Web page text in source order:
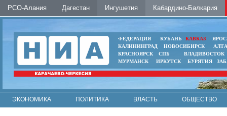
РСО-Алания Дагестан Ингушетия Кабардино-Балкария
ФЕДЕРАЦИЯ КУБАНЬ КАВКАЗ
КАЛИНИНГРАД
НОВОСИБИРСК
КРАСНОЯРСК
СПБ
ВЛАДИВОСТОК
МУРМАНСК
ИРКУТСК БУРЯТИЯ
ЭКОНОМИКА ПОЛИТИКА ВЛАСТЬ
ОБЩЕСТВО